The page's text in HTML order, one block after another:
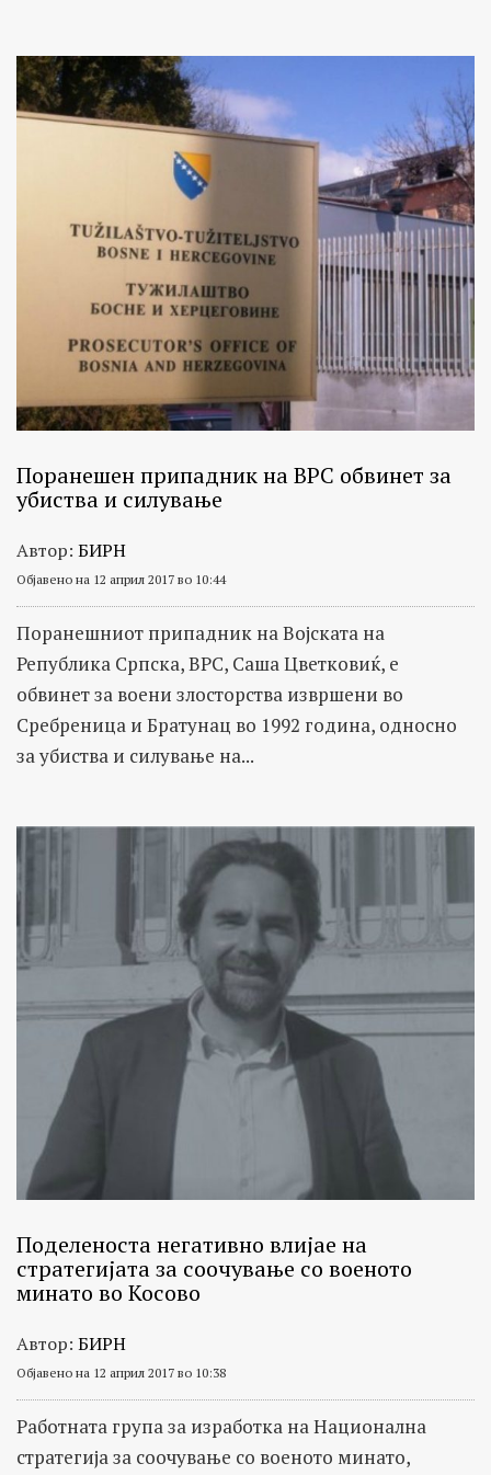
Поранешен припадник на ВРС обвинет за
убиства и силување
Автор: БИРН
Објавено на 12 април 2017 во 10:44
Поранешниот припадник на Војската на
Република Српска, ВРС, Саша Цветковиќ, е
обвинет за воени злосторства извршени во
Сребреница и Братунац во 1992 година, односно
за убиства и силување на...
Поделеноста негативно влијае на
стратегијата за соочување со военото
минато во Косово
Автор: БИРН
Објавено на 12 април 2017 во 10:38
Работната група за изработка на Национална
стратегија за соочување со военото минато,